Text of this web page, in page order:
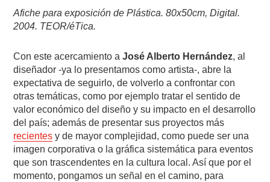
Afiche para exposición de Plástica. 80x50cm, Digital.
2004. TEOR/éTica.
Con este acercamiento aJosé Alberto Hernández, al
diseñador -ya lo presentamos como artista-, abre la
expectativa de seguirlo, de volverlo a confrontar con
otras temáticas, como por ejemplo tratar el sentido de
valor económico del diseño y su impacto en el desarrollo
del país; además de presentar sus proyectos más
recientes y de mayor complejidad, como puede ser una
imagen corporativa o la gráfica sistemática para eventos
que son trascendentes en la cultura local. Así que por el
momento, pongamos un señal en el camino, para